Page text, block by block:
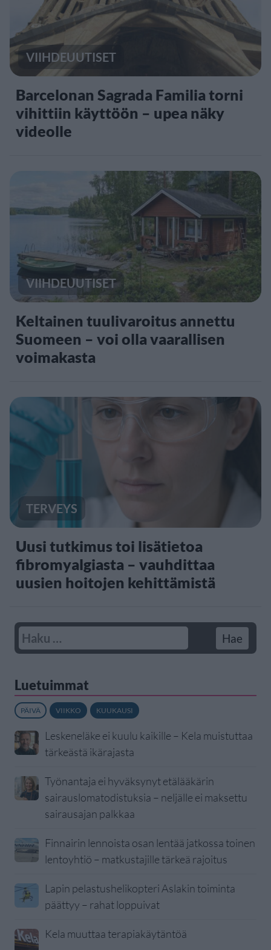
VIIHDEUUTISET
Barcelonan Sagrada Familia torni
vihittiin käyttöön – upea näky
videolle
VIIHDEUUTISET
Keltainen tuulivaroitus annettu
Suomeen – voi olla vaarallisen
voimakasta
TERVEYS
Uusi tutkimus toi lisätietoa
fibromyalgiasta – vauhdittaa
uusien hoitojen kehittämistä
Luetuimmat
PÄIVÄ VIIKKO KUUKAUSI
Leskeneläke ei kuulu kaikille – Kela muistuttaa
tärkeästä ikärajasta
Työnantaja ei hyväksynyt etälääkärin
sairauslomatodistuksia – neljälle ei maksettu
sairausajan palkkaa
Finnairin lennoista osan lentää jatkossa toinen
lentoyhtiö – matkustajille tärkeä rajoitus
Lapin pelastushelikopteri Aslakin toiminta
päättyy – rahat loppuivat
Kela muuttaa terapiakäytäntöä